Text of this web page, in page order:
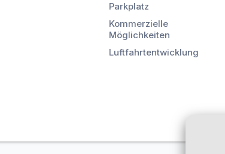
Parkplatz
Kommerzielle
Möglichkeiten
Luftfahrtentwicklung